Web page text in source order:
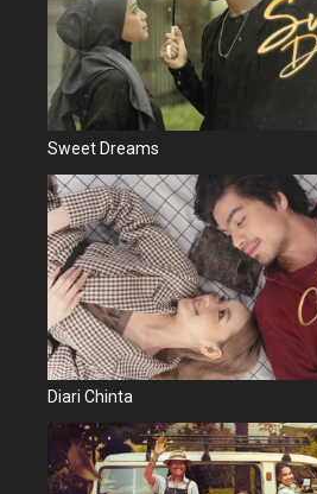
Sweet Dreams
Diari Chinta